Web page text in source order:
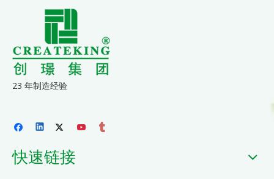
23 年制造经验
快速链接